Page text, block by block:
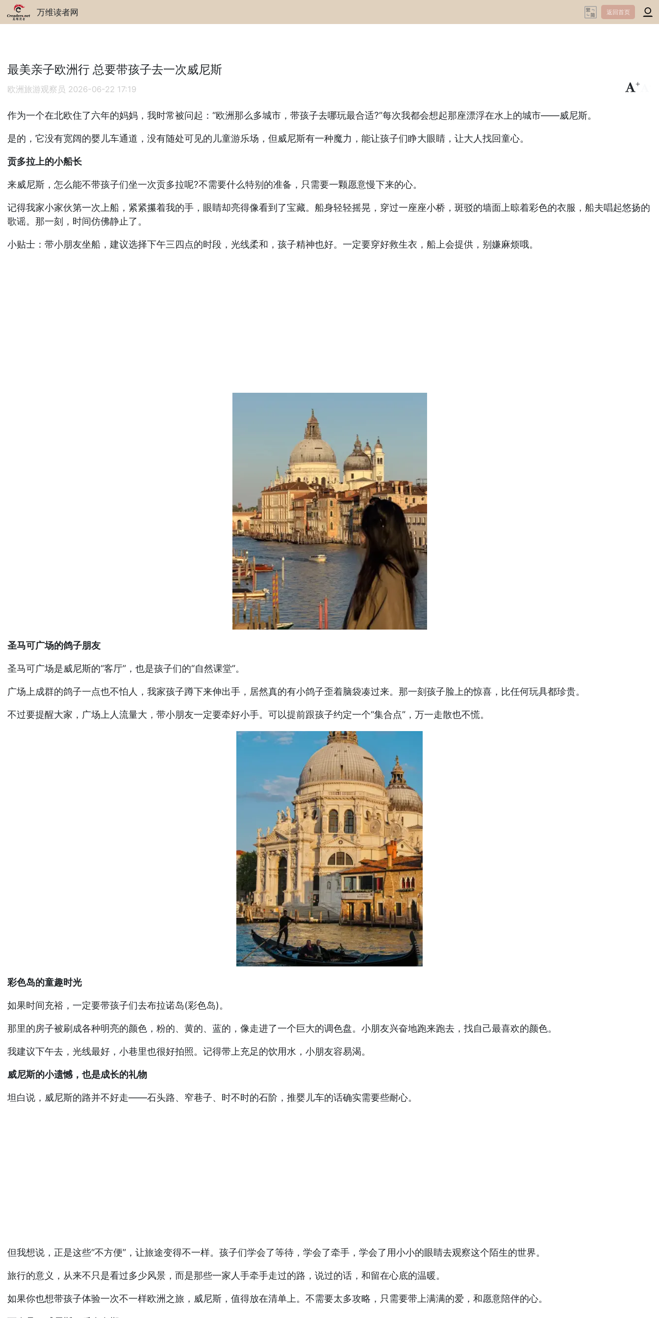
万维读者网 返回首页
最美亲子欧洲行 总要带孩子去一次威尼斯
欧洲旅游观察员 2026-06-22 17:19
+
作为一个在北欧住了六年的妈妈，我时常被问起：“欧洲那么多城市，带孩子去哪玩最合适?”每次我都会想起那座漂浮在水上的城市——威尼斯。
是的，它没有宽阔的婴儿车通道，没有随处可见的儿童游乐场，但威尼斯有一种魔力，能让孩子们睁大眼睛，让大人找回童心。
贡多拉上的小船长
来威尼斯，怎么能不带孩子们坐一次贡多拉呢?不需要什么特别的准备，只需要一颗愿意慢下来的心。
记得我家小家伙第一次上船，紧紧攥着我的手，眼睛却亮得像看到了宝藏。船身轻轻摇晃，穿过一座座小桥，斑驳的墙面上晾着彩色的衣服，船夫唱起悠扬的
歌谣。那一刻，时间仿佛静止了。
小贴士：带小朋友坐船，建议选择下午三四点的时段，光线柔和，孩子精神也好。一定要穿好救生衣，船上会提供，别嫌麻烦哦。
圣马可广场的鸽子朋友
圣马可广场是威尼斯的“客厅”，也是孩子们的“自然课堂”。
广场上成群的鸽子一点也不怕人，我家孩子蹲下来伸出手，居然真的有小鸽子歪着脑袋凑过来。那一刻孩子脸上的惊喜，比任何玩具都珍贵。
不过要提醒大家，广场上人流量大，带小朋友一定要牵好小手。可以提前跟孩子约定一个“集合点”，万一走散也不慌。
彩色岛的童趣时光
如果时间充裕，一定要带孩子们去布拉诺岛(彩色岛)。
那里的房子被刷成各种明亮的颜色，粉的、黄的、蓝的，像走进了一个巨大的调色盘。小朋友兴奋地跑来跑去，找自己最喜欢的颜色。
我建议下午去，光线最好，小巷里也很好拍照。记得带上充足的饮用水，小朋友容易渴。
威尼斯的小遗憾，也是成长的礼物
坦白说，威尼斯的路并不好走——石头路、窄巷子、时不时的石阶，推婴儿车的话确实需要些耐心。
但我想说，正是这些“不方便”，让旅途变得不一样。孩子们学会了等待，学会了牵手，学会了用小小的眼睛去观察这个陌生的世界。
旅行的意义，从来不只是看过多少风景，而是那些一家人手牵手走过的路，说过的话，和留在心底的温暖。
如果你也想带孩子体验一次不一样欧洲之旅，威尼斯，值得放在清单上。不需要太多攻略，只需要带上满满的爱，和愿意陪伴的心。